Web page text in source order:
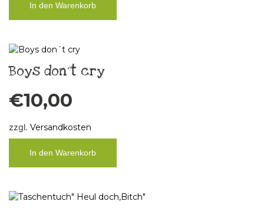
In den Warenkorb
Boys don´t cry
€10,00
zzgl. Versandkosten
In den Warenkorb